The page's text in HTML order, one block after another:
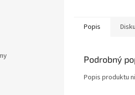
Popis
Podrobný
Popis produktu